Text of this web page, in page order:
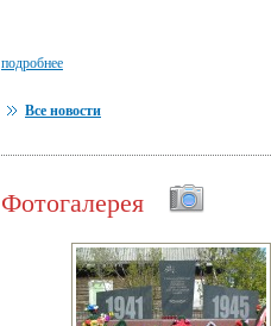
подробнее
Все новости
Фотогалерея